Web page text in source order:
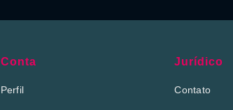
Conta
Perfil
Jurídico
Contato